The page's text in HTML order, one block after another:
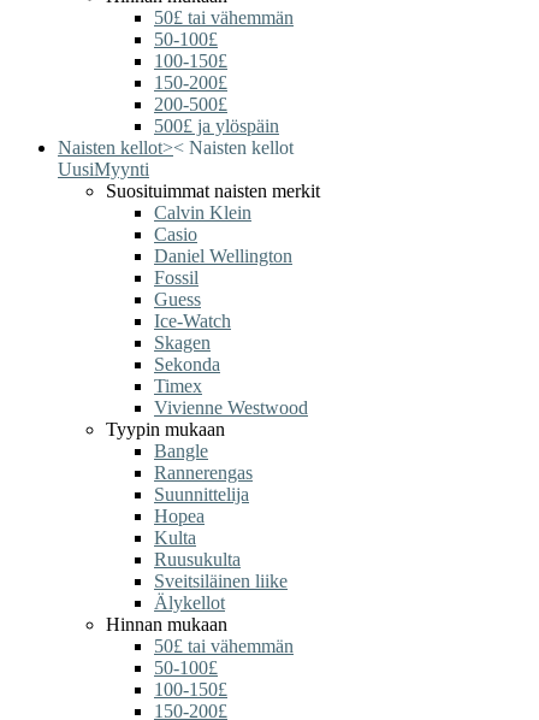
50£ tai vähemmän
50-100£
100-150£
150-200£
200-500£
500£ ja ylöspäin
Naisten kellot>< Naisten kellot
UusiMyynti
Suosituimmat naisten merkit
Calvin Klein
Casio
Daniel Wellington
Fossil
Guess
Ice-Watch
Skagen
Sekonda
Timex
Vivienne Westwood
Tyypin mukaan
Bangle
Rannerengas
Suunnittelija
Hopea
Kulta
Ruusukulta
Sveitsiläinen liike
Älykellot
Hinnan mukaan
50£ tai vähemmän
50-100£
100-150£
150-200£